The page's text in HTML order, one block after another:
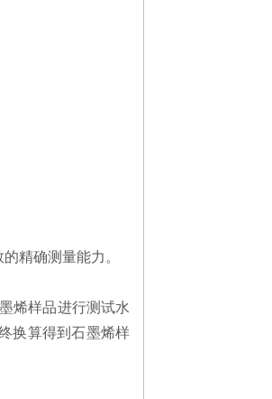
精确测量能力。
烯样品进行测试水
换算得到石墨烯样